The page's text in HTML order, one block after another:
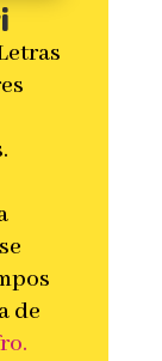
de